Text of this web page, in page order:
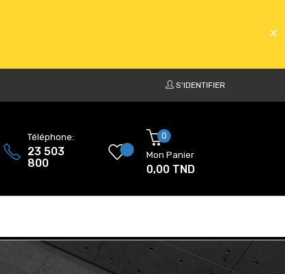
S'IDENTIFIER
Téléphone:
23 503
800
0
Mon Panier
0,00 TND